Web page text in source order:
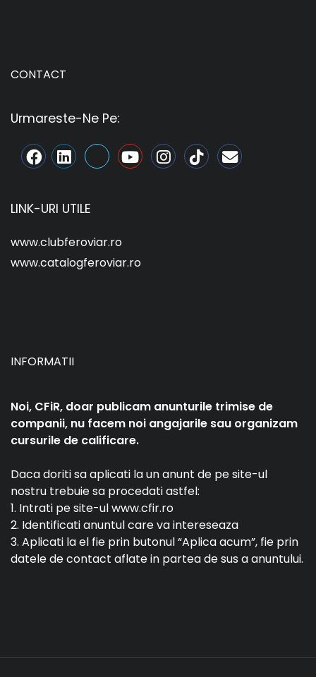
CONTACT
Urmareste-Ne Pe:
LINK-URI UTILE
www.clubferoviar.ro
www.catalogferoviar.ro
INFORMATII
Noi, CFiR, doar publicam anunturile trimise de
companii, nu facem noi angajarile sau organizam
cursurile de calificare.
Daca doriti sa aplicati la un anunt de pe site-ul
nostru trebuie sa procedati astfel:
1. Intrati pe site-ul www.cfir.ro
2. Identificati anuntul care va intereseaza
3. Aplicati la el fie prin butonul “Aplica acum”, fie prin
datele de contact aflate in partea de sus a anuntului.